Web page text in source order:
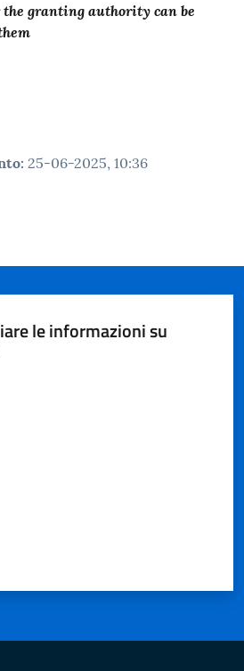
granting authority can be
: 25-06-2025, 10:36
le informazioni su